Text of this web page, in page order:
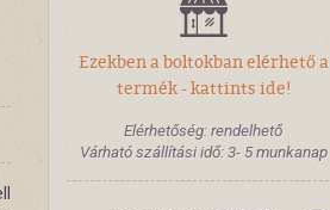
Ezekben a boltokban elérhető a
termék - kattints ide!
Elérhetőség: rendelhető
Várható szállítási idő: 3- 5 munkanap